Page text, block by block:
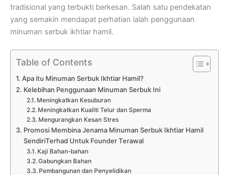
tradisional yang terbukti berkesan. Salah satu pendekatan
yang semakin mendapat perhatian ialah penggunaan
minuman serbuk ikhtiar hamil.
Table of Contents
Apa itu Minuman Serbuk Ikhtiar Hamil?
Kelebihan Penggunaan Minuman Serbuk Ini
Meningkatkan Kesuburan
Meningkatkan Kualiti Telur dan Sperma
Mengurangkan Kesan Stres
Promosi Membina Jenama Minuman Serbuk Ikhtiar Hamil
SendiriTerhad Untuk Founder Terawal
Kaji Bahan-bahan
Gabungkan Bahan
Pembangunan dan Penyelidikan